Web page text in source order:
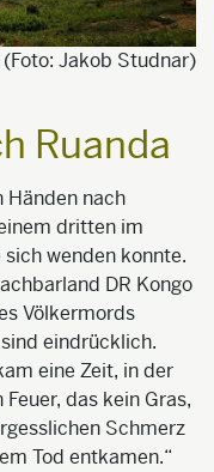
Jakob Studnar)
Ruanda
Händen nach
dritten im
wenden konnte.
DR Kongo
Völkermords
eindrücklich.
eine Zeit, in der
das kein Gras,
Schmerz
Tod entkamen.“